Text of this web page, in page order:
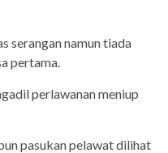
serangan namun tiada
pertama.
perlawanan meniup
pasukan pelawat dilihat